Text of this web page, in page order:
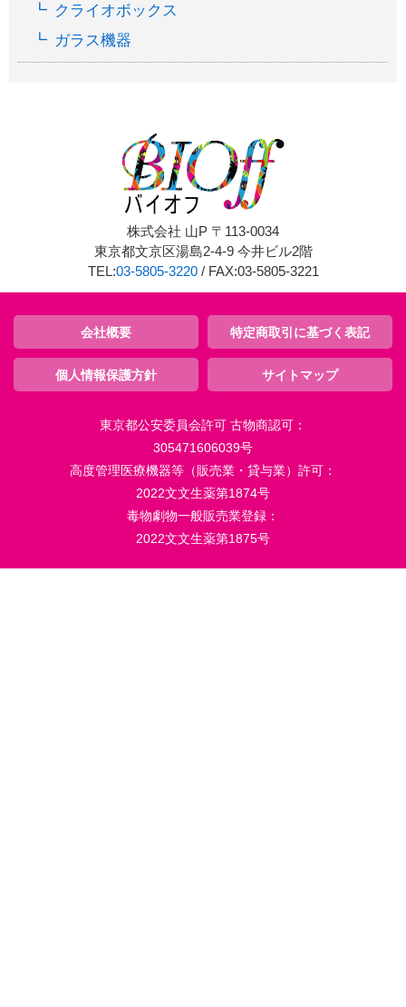
クライオボックス
ガラス機器
株式会社 山P 〒113-0034
東京都文京区湯島2-4-9 今井ビル2階
TEL:03-5805-3220/ FAX:03-5805-3221
会社概要 特定商取引に基づく表記
個人情報保護方針 サイトマップ
東京都公安委員会許可 古物商認可：
305471606039号
高度管理医療機器等（販売業・貸与業）許可：
2022文文生薬第1874号
毒物劇物一般販売業登録：
2022文文生薬第1875号